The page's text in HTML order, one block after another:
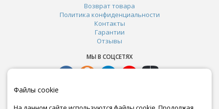
Возврат товара
Политика конфиденциальности
Контакты
Гарантии
Отзывы
МЫ В СОЦСЕТЯХ
Файлы cookie